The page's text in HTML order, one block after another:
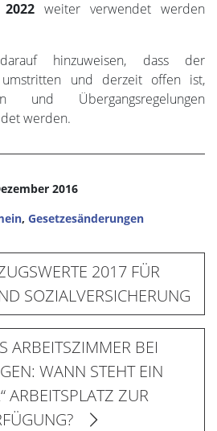
weiter verwendet werden
hinzuweisen, dass der
umstritten und derzeit offen ist,
und Übergangsregelungen
werden.
2016
, Gesetzesänderungen
2017 FÜR
SOZIALVERSICHERUNG
ARBEITSZIMMER BEI
WANN STEHT EIN
ARBEITSPLATZ ZUR